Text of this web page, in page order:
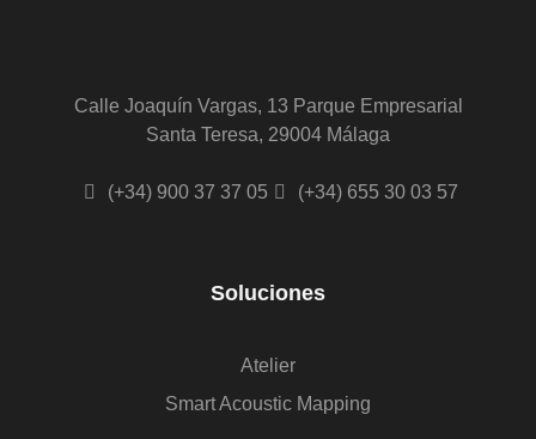
Calle Joaquín Vargas, 13 Parque Empresarial
Santa Teresa, 29004 Málaga
(+34) 900 37 37 05 (+34) 655 30 03 57
Soluciones
Atelier
Smart Acoustic Mapping